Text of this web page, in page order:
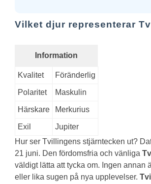
Vilket djur representerar
Information
Kvalitet Föränderlig
Polaritet Maskulin
Härskare Merkurius
Exil
Jupiter
Hur ser Tvillingens stjärntecken ut?
21 juni. Den fördomsfria och vänliga
väldigt lätta att tycka om. Ingen annan
eller lika sugen på nya upplevelser.